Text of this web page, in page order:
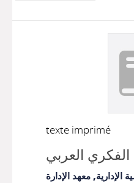
texte imprimé
العربي
الإدارية, معهد الإدارة